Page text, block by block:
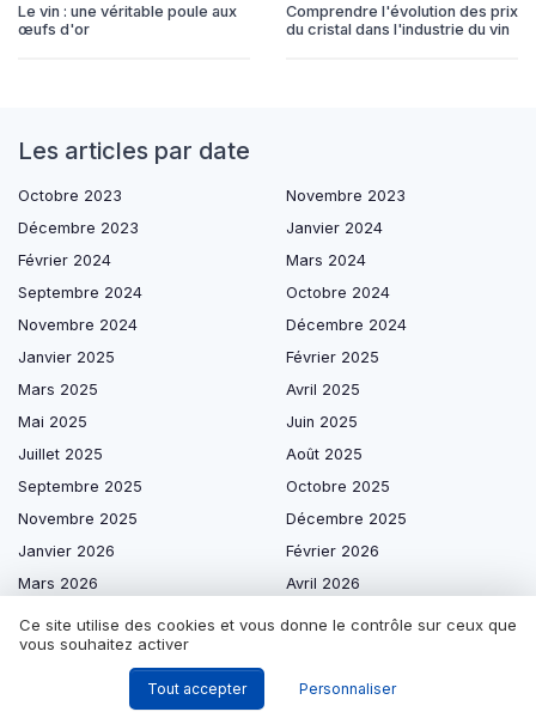
Le vin : une véritable poule aux
œufs d'or
Comprendre l'évolution des prix
du cristal dans l'industrie du vin
Les articles par date
Octobre 2023
Novembre 2023
Décembre 2023
Janvier 2024
Février 2024
Mars 2024
Septembre 2024
Octobre 2024
Novembre 2024
Décembre 2024
Janvier 2025
Février 2025
Mars 2025
Avril 2025
Mai 2025
Juin 2025
Juillet 2025
Août 2025
Septembre 2025
Octobre 2025
Novembre 2025
Décembre 2025
Janvier 2026
Février 2026
Mars 2026
Avril 2026
Juillet 2026
Ce site utilise des cookies et vous donne le contrôle sur ceux que
vous souhaitez activer
Tout accepter Personnaliser